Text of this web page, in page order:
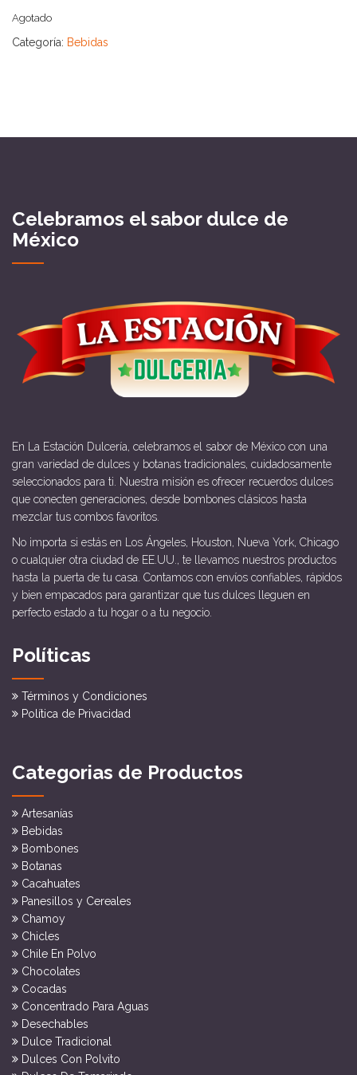
Agotado
Categoría: Bebidas
Celebramos el sabor dulce de
México
En La Estación Dulcería, celebramos el sabor de México con una
gran variedad de dulces y botanas tradicionales, cuidadosamente
seleccionados para ti. Nuestra misión es ofrecer recuerdos dulces
que conecten generaciones, desde bombones clásicos hasta
mezclar tus combos favoritos.
No importa si estás en Los Ángeles, Houston, Nueva York, Chicago
o cualquier otra ciudad de EE.UU., te llevamos nuestros productos
hasta la puerta de tu casa. Contamos con envíos confiables, rápidos
y bien empacados para garantizar que tus dulces lleguen en
perfecto estado a tu hogar o a tu negocio.
Políticas
Términos y Condiciones
Política de Privacidad
Categorias de Productos
Artesanías
Bebidas
Bombones
Botanas
Cacahuates
Panesillos y Cereales
Chamoy
Chicles
Chile En Polvo
Chocolates
Cocadas
Concentrado Para Aguas
Desechables
Dulce Tradicional
Dulces Con Polvito